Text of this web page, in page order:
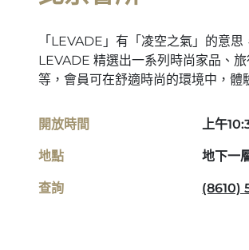
「LEVADE」有「凌空之氣」的意
LEVADE 精選出一系列時尚家品、
等，會員可在舒適時尚的環境中，體
開放時間 上午
地點 地下一
查詢 (8610)